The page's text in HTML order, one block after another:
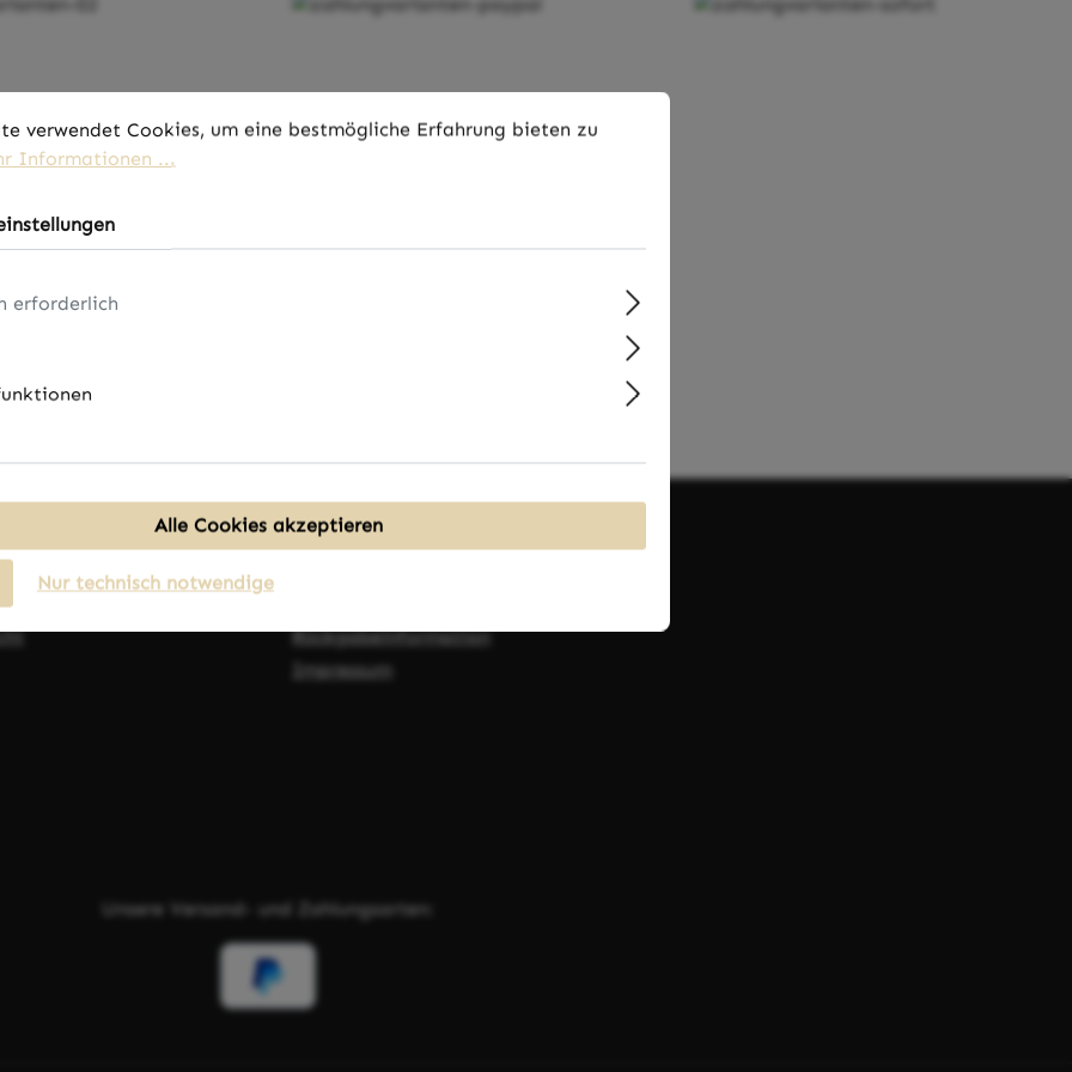
Rückgabeinformation
Impressum
Unsere Versand- und Zahlungsarten:
Cookies, um eine bestmögliche Erfahrung bieten zu können.
Mehr Informationen ...
verwendet Cookies, um eine bestmögliche Erfahrung bieten zu
Informationen ...
erforderlich
Alle Cookies akzeptieren
Nur technisch notwendige